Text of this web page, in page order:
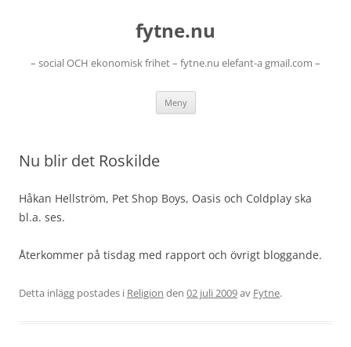
fytne.nu
– social OCH ekonomisk frihet – fytne.nu elefant-a gmail.com –
Meny
Nu blir det Roskilde
Håkan Hellström, Pet Shop Boys, Oasis och Coldplay ska
bl.a. ses.
Återkommer på tisdag med rapport och övrigt bloggande.
Detta inlägg postades i Religion den 02 juli 2009av Fytne.